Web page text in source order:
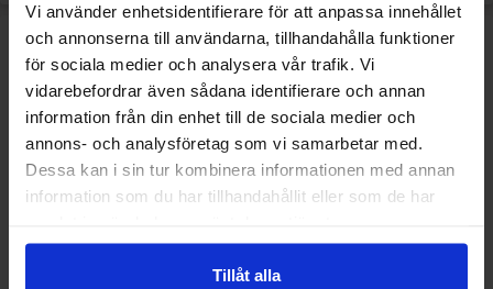
Vi använder enhetsidentifierare för att anpassa innehållet
och annonserna till användarna, tillhandahålla funktioner
för sociala medier och analysera vår trafik. Vi
vidarebefordrar även sådana identifierare och annan
information från din enhet till de sociala medier och
annons- och analysföretag som vi samarbetar med.
Dessa kan i sin tur kombinera informationen med annan
information som du har tillhandahållit eller som de har
Tillåt alla